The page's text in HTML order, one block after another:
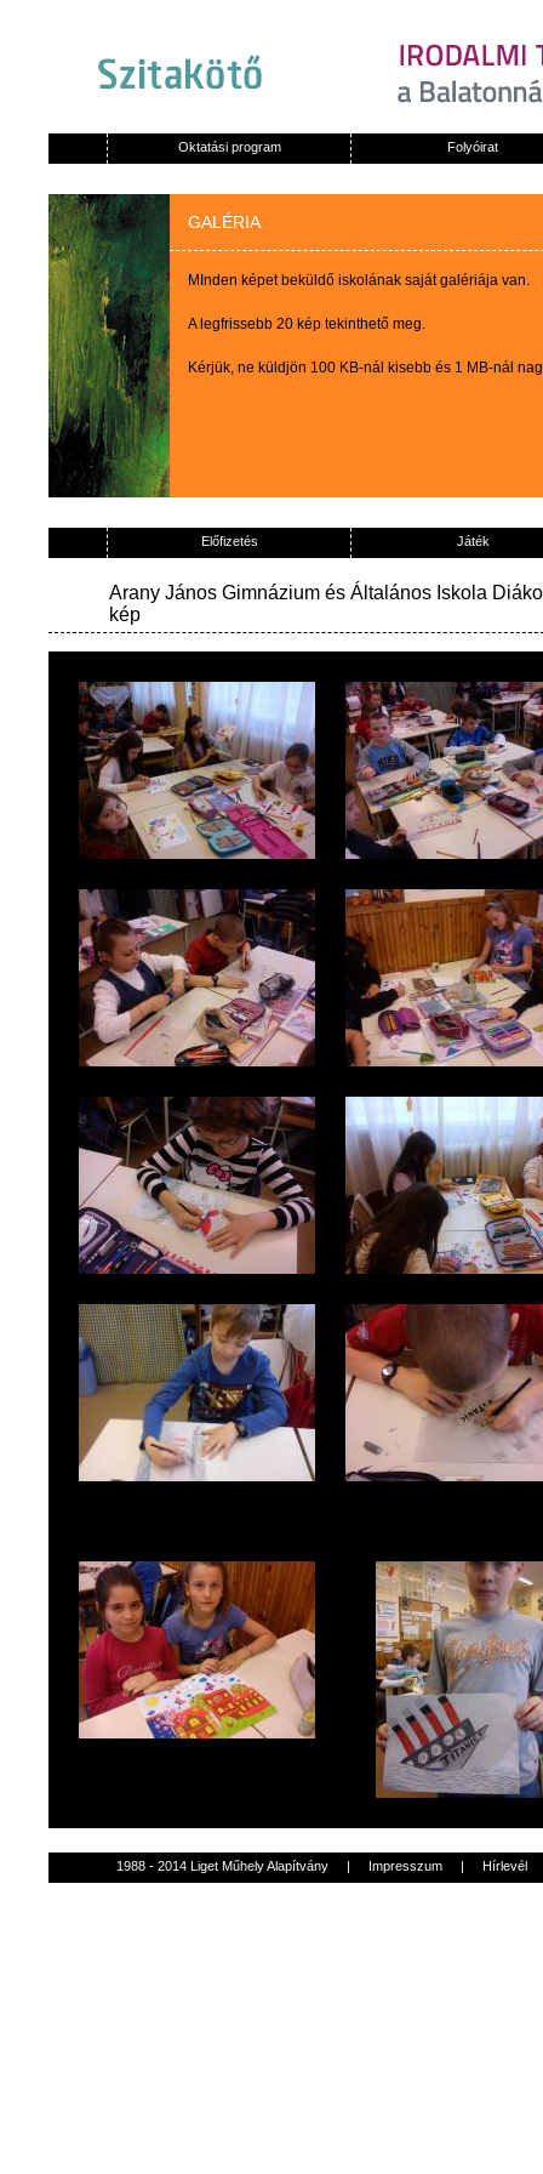
Oktatási program Folyóirat
GALÉRIA
MInden képet beküldő iskolának saját galériája van.
A legfrissebb 20 kép tekinthető meg.
Kérjük, ne küldjön 100 KB-nál kisebb és 1 MB-nál
Előfizetés Játék
Arany János Gimnázium és Általános Iskola
kép
1988 - 2014 Liget Műhely Alapítvány | Impresszum | Hírlevél